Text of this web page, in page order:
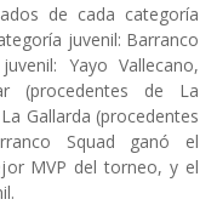
de cada categoría
juvenil: Barranco
Yayo Vallecano,
(procedentes de La
Gallarda (procedentes
Squad ganó el
MVP del torneo, y el